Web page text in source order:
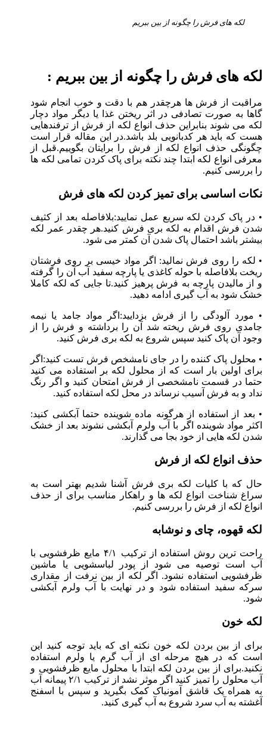
لکه های فرش را چگونه از بین ببریم
لکه های فرش را چگونه از بین ببریم :
مراقبت از فرش ها هرچقدر هم با دقت و خوب انجام شود
گاها به صورت تصادفی در اثر ریختن غذا یا دیگر مواد دچار
لکه می شوند بنابراین حذف انواع لکه از فرش از ترفندهایی
هست که باید هر کدبانویی بلد باشد.در این مقاله قرار است
چگونگی حذف انواع لکه از فرش را برایتان بگوییم.قبل از
معرفی انواع لکه ابتدا چند نکته برای پاک کردن تمامی لکه ها
را بررسی کنیم.
نکات اساسی برای تمیز کردن لکه های فرش
• در پاک کردن لکه سریع عمل نمایید:بلافاصله بعد از کثیف
شدن فرش اقدام به لکه بری فرش کنید.هر چقدر عمر لکه
بیشتر باشد احتمال پاک شدن آن کمتر می شود.
• لکه را روی فرش نمالید: اگر مواد خیسی بر روی فرشتان
ریخت بلافاصله با حوله کاغذی یا پارچه سفید آب آن را گرفته
و از مالیدن پارچه به فرش پرهیز کنید.تا جایی که لکه کاملا
خشک شود به آب گیری ادامه دهید.
• مورد آلودگی را از فرش بزدایید:اگر مواد جامد یا نیمه
جامدی روی فرش ریخته شد آن را برداشته و فرش را از
وجود آن پاک کنید سپس شروع به لکه بری فرش کنید.
• محلول پاک کننده را در جای نامشخص فرش تست کنید:اگر
برای اولین بار است که از محلول لکه بر استفاده می کنید
حتما در قسمت نامشخصی از فرش امتحان کنید و اگر رنگ
نداد و به فرش آسیب نرساند در محل لکه استفاده کنید.
• بعد از استفاده از هرگونه ماده شوینده حتما آبکشی کنید:
اکثر مواد شوینده اگر با آب ولرم آبکشی نشوند بعد از خشک
شدن لکه هایی از خود بجا می گذارند.
حذف انواع لکه از فرش
حال که با کلیات لکه بری فرش آشنا شدیم بهتر است به
سراغ شناخت انواع لکه ها و راهکار مناسب برای از حذف
انواع لکه از فرش را بررسی کنیم.
لکه قهوه، چای و نوشابه
راحت ترین روش استفاده از ترکیب ۴/۱ مایع ظرفشویی با
آب است توصیه می شود از پودر لباسشویی یا ماشین
ظرفشویی استفاده نشود. اگر لکه از بین نرفت از مقداری
سرکه سفید استفاده شود و در نهایت با آب ولرم آبکشی
شود.
لکه خون
برای از بین بردن لکه خون نکته ای که باید توجه کنید این
است که در هیچ مرحله ای از آب گرم یا ولرم استفاده
نکنید.برای از بین بردن لکه ابتدا با محلول مایع ظرفشویی و
آب محلول را تمیز کنید اگر موثر نشد از ترکیب ۲/۱ پیمانه آب
به همراه یک قاشق آمونیاک کمک بگیرید و سپس با اسفنج
آغشته به آب سرد شروع به آب گیری کنید.